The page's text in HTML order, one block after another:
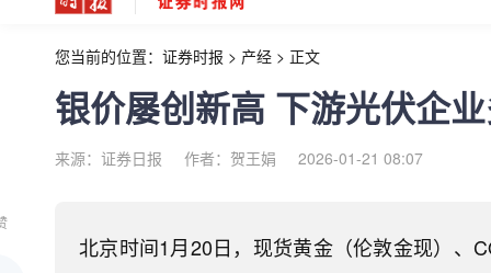
您当前的位置： 证券时报 > 产经 > 正文
银价屡创新高 下游光伏企
来源：证券日报 作者：贺王娟 2026-01-21 08:07
北京时间1月20日，现货黄金（伦敦金现）、